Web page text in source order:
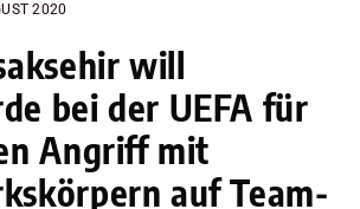
2020
will
bei der UEFA für
Angriff mit
auf Team-